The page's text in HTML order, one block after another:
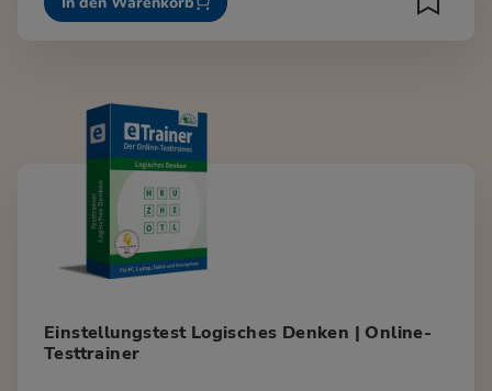
Einstellungstest Logisches Denken | Online-
Testtrainer